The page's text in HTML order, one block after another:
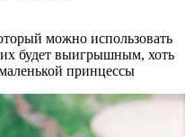
можно использовать
будет выигрышным, хоть
принцессы